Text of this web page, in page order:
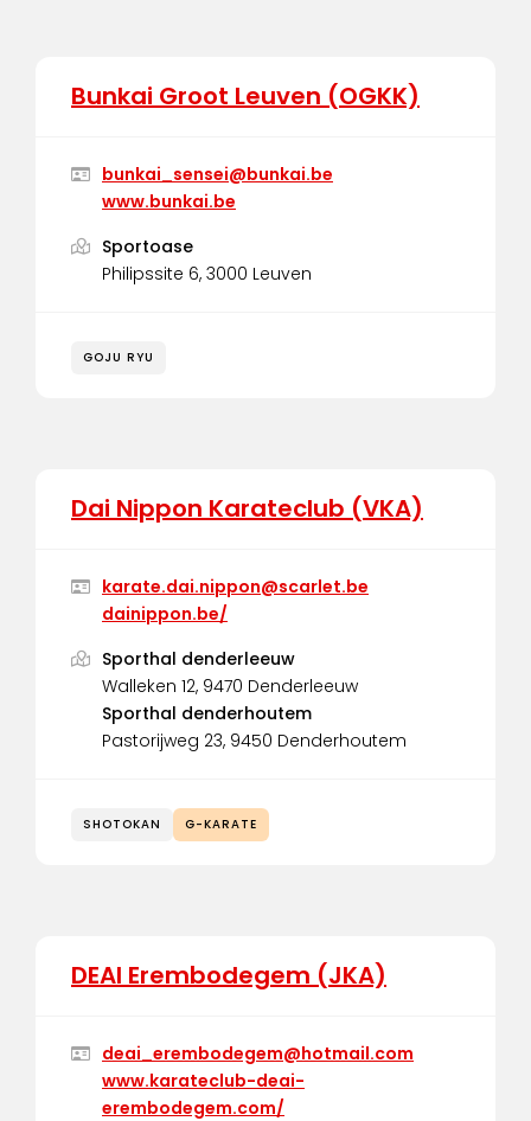
Bunkai Groot Leuven (OGKK)
bunkai_sensei@bunkai.be
www.bunkai.be
Sportoase
Philipssite 6, 3000 Leuven
GOJU RYU
Dai Nippon Karateclub (VKA)
karate.dai.nippon@scarlet.be
dainippon.be/
Sporthal denderleeuw
Walleken 12, 9470 Denderleeuw
Sporthal denderhoutem
Pastorijweg 23, 9450 Denderhoutem
SHOTOKAN G-KARATE
DEAI Erembodegem (JKA)
deai_erembodegem@hotmail.com
www.karateclub-deai-
erembodegem.com/